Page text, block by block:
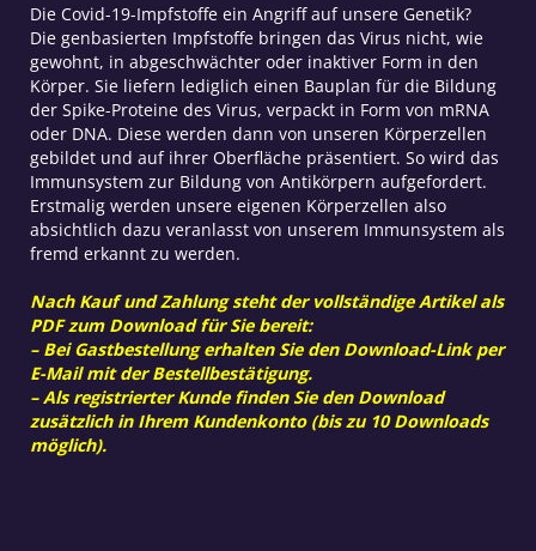
Die Covid-19-Impfstoffe ein Angriff auf unsere Genetik?
Die genbasierten Impfstoffe bringen das Virus nicht, wie
gewohnt, in abgeschwächter oder inaktiver Form in den
Körper. Sie liefern lediglich einen Bauplan für die Bildung
der Spike-Proteine des Virus, verpackt in Form von mRNA
oder DNA. Diese werden dann von unseren Körperzellen
gebildet und auf ihrer Oberfläche präsentiert. So wird das
Immunsystem zur Bildung von Antikörpern aufgefordert.
Erstmalig werden unsere eigenen Körperzellen also
absichtlich dazu veranlasst von unserem Immunsystem als
fremd erkannt zu werden.
Nach Kauf und Zahlung steht der vollständige Artikel als
PDF zum Download für Sie bereit:
– Bei Gastbestellung erhalten Sie den Download-Link per
E-Mail mit der Bestellbestätigung.
– Als registrierter Kunde finden Sie den Download
zusätzlich in Ihrem Kundenkonto (bis zu 10 Downloads
möglich).